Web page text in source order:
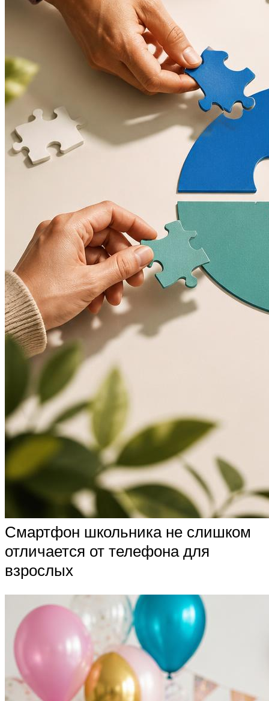
Смартфон школьника не слишком
отличается от телефона для
взрослых